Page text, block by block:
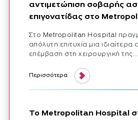
αντιμετώπιση σοβαρής
επιγονατίδας στο
Στο Metropolitan Hospital
απόλυτη επιτυχία μια ιδιαίτερα
επέμβαση στη χειρουργική της...
Περισσότερα
Το Metropolitan Hospital